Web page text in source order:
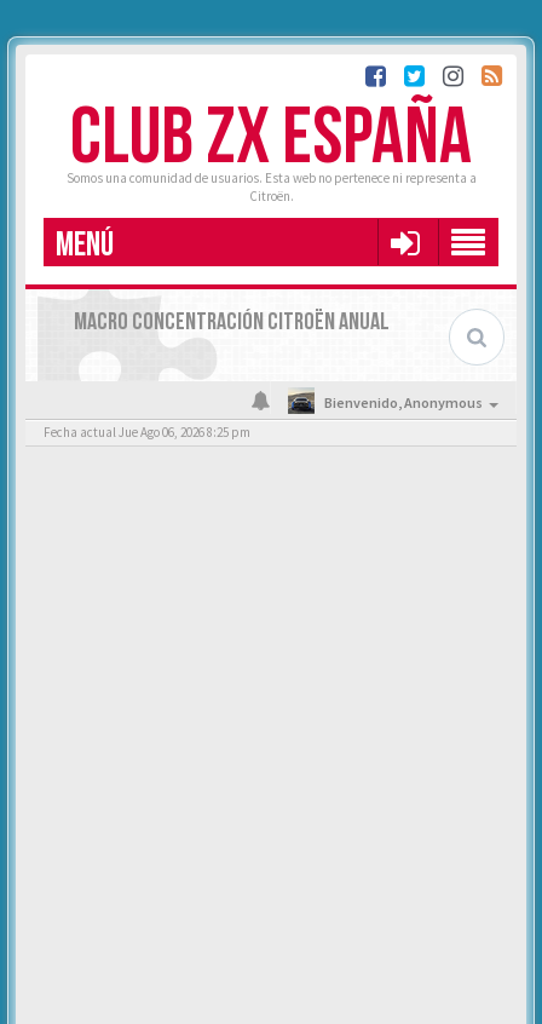
CLUB ZX ESPAÑA
Somos una comunidad de usuarios. Esta web no pertenece ni representa a
Citroën.
MENÚ
MACRO CONCENTRACIÓN CITROËN ANUAL
Bienvenido,Anonymous
Fecha actual Jue Ago 06, 2026 8:25 pm